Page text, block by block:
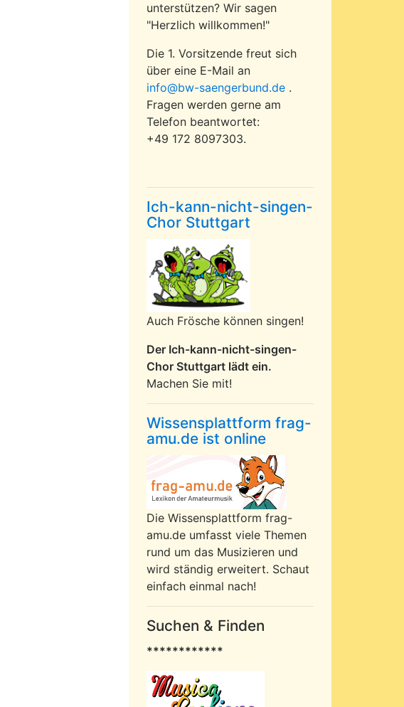
unterstützen? Wir sagen
"Herzlich willkommen!"
Die 1. Vorsitzende freut sich
über eine E-Mail an
info@bw-saengerbund.de .
Fragen werden gerne am
Telefon beantwortet:
+49 172 8097303.
Ich-kann-nicht-singen-
Chor Stuttgart
Auch Frösche können singen!
Der Ich-kann-nicht-singen-
Chor Stuttgart lädt ein.
Machen Sie mit!
Wissensplattform frag-
amu.de ist online
Die Wissensplattform frag-
amu.de umfasst viele Themen
rund um das Musizieren und
wird ständig erweitert. Schaut
einfach einmal nach!
Suchen & Finden
************